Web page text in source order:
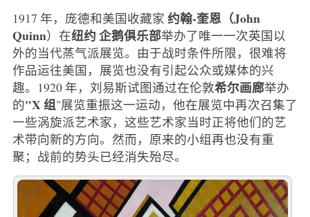
1917 年，庞德和美国收藏家 约翰-奎恩（John
Quinn）在纽约企鹅俱乐部举办了唯一一次英国以
外的当代蒸气派展览。由于战时条件所限，很难将
作品运往美国，展览也没有引起公众或媒体的兴
趣。1920 年，刘易斯试图通过在伦敦希尔画廊举办
的"X 组"展览重振这一运动，他在展览中再次召集了
一些涡旋派艺术家，这些艺术家当时正将他们的艺
术带向新的方向。然而，原来的小组再也没有重
聚；战前的势头已经消失殆尽。